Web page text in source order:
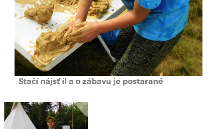
Stačí nájsť íl a o zábavu je postarané